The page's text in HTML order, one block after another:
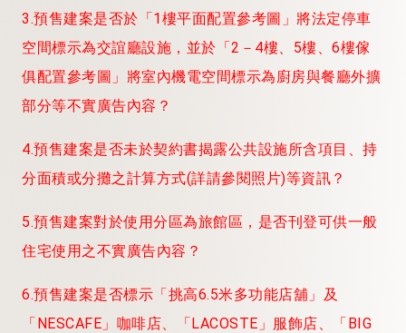
3.預售建案是否於「1樓平面配置參考圖」將法定停車
空間標示為交誼廳設施，並於「2－4樓、5樓、6樓傢
俱配置參考圖」將室內機電空間標示為廚房與餐廳外擴
部分等不實廣告內容？
4.預售建案是否未於契約書揭露公共設施所含項目、持
分面積或分攤之計算方式(詳請參閱照片)等資訊？
5.預售建案對於使用分區為旅館區，是否刊登可供一般
住宅使用之不實廣告內容？
6.預售建案是否標示「挑高6.5米多功能店舖」及
「NESCAFE」咖啡店、「LACOSTE」服飾店、「BIG